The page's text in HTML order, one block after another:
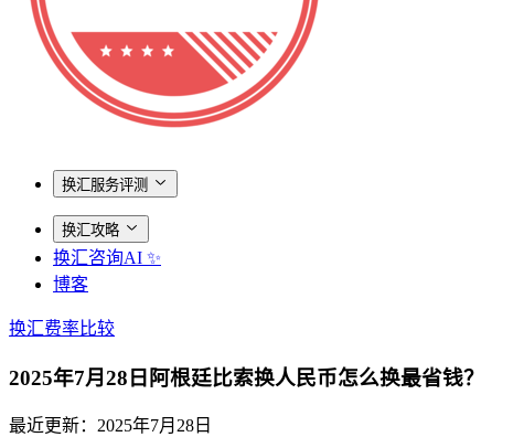
换汇服务评测
换汇攻略
换汇咨询AI ✨
博客
换汇费率比较
2025年7月28日阿根廷比索换人民币怎么换最省钱？
最近更新： 2025年7月28日